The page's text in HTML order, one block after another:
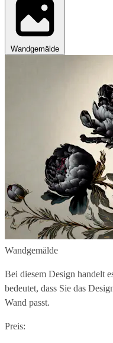
Wandgemälde
Wandgemälde
Bei diesem Design handelt
bedeutet, dass Sie das
Wand passt.
Preis: